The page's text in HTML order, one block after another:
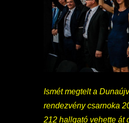
Ismét megtelt a
rendezvény csarnoka
212 hallgató vehette át